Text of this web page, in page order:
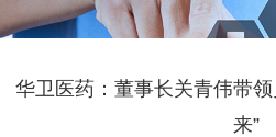
NEWS
华卫医药：董事长关青伟带
来”